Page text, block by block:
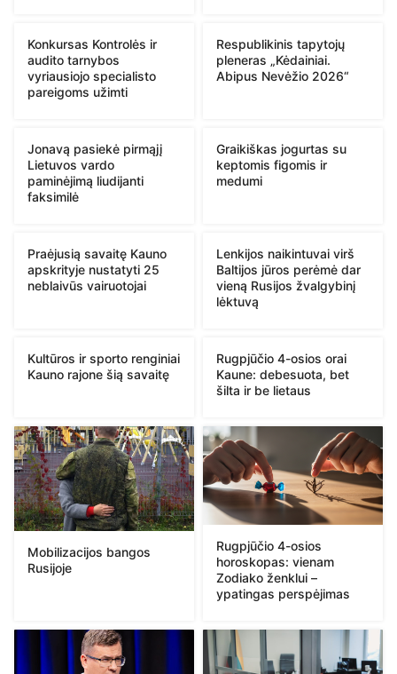
Konkursas Kontrolės ir
audito tarnybos
vyriausiojo specialisto
pareigoms užimti
Respublikinis tapytojų
pleneras „Kėdainiai.
Abipus Nevėžio 2026“
Jonavą pasiekė pirmąjį
Lietuvos vardo
paminėjimą liudijanti
faksimilė
Graikiškas jogurtas su
keptomis figomis ir
medumi
Praėjusią savaitę Kauno
apskrityje nustatyti 25
neblaivūs vairuotojai
Lenkijos naikintuvai virš
Baltijos jūros perėmė dar
vieną Rusijos žvalgybinį
lėktuvą
Kultūros ir sporto renginiai
Kauno rajone šią savaitę
Rugpjūčio 4-osios orai
Kaune: debesuota, bet
šilta ir be lietaus
Mobilizacijos bangos
Rusijoje
Rugpjūčio 4-osios
horoskopas: vienam
Zodiako ženklui –
ypatingas perspėjimas